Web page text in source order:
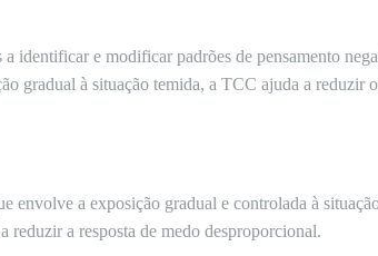
identificar e modificar padrões de pensamento
gradual à situação temida, a TCC ajuda a reduzir
envolve a exposição gradual e controlada à
reduzir a resposta de medo desproporcional.